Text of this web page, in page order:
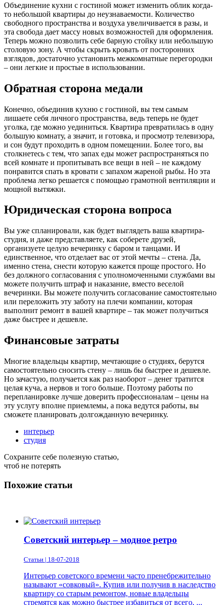
Объединение кухни с гостиной может изменить облик когда-
то небольшой квартиры до неузнаваемости. Количество
свободного пространства и воздуха увеличивается в разы, и
эта свобода дает массу новых возможностей для оформления.
Теперь можно позволить себе барную стойку или небольшую
столовую зону. А чтобы скрыть кровать от посторонних
взглядов, достаточно установить межкомнатные перегородки
– они легкие и простые в использовании.
Обратная сторона медали
Конечно, объединив кухню с гостиной, вы тем самым
лишаете себя личного пространства, ведь теперь не будет
уголка, где можно уединиться. Квартира превратилась в одну
большую комнату, а значит, и готовка, и просмотр телевизора,
и сон будут проходить в одном помещении. Более того, вы
столкнетесь с тем, что запах еды может распространяться по
всей комнате и пропитывать все вещи в ней – не каждому
понравится спать в кровати с запахом жареной рыбы. Но эта
проблема легко решается с помощью грамотной вентиляции и
мощной вытяжки.
Юридическая сторона вопроса
Вы уже спланировали, как будет выглядеть ваша квартира-
студия, и даже представляете, как соберете друзей,
организуете целую вечеринку с баром и танцами. И
единственное, что отделает вас от этой мечты – стена. Да,
именно стена, снести которую кажется проще простого. Но
без должного согласования с уполномоченными службами вы
можете получить штраф и наказание, вместо веселой
вечеринки. Вы можете получить согласование самостоятельно
или переложить эту заботу на плечи компании, которая
выполнит ремонт в вашей квартире – так может получиться
даже быстрее и дешевле.
Финансовые затраты
Многие владельцы квартир, мечтающие о студиях, берутся
самостоятельно сносить стену – лишь бы быстрее и дешевле.
Но зачастую, получается как раз наоборот – денег тратится
целая куча, а нервов и того больше. Поэтому работы по
перепланировке лучше доверить профессионалам – цены на
эту услугу вполне приемлемы, а пока ведутся работы, вы
сможете планировать долгожданную вечеринку.
интерьер
студия
Сохраните себе полезную статью,
чтоб не потерять
Похожие статьи
Советский интерьер – модное ретро
Статьи | 18-07-2018
Интерьер советского времени часто пренебрежительно
называют «совковый». Купив или получив в наследство
квартиру со старым ремонтом, новые владельцы
стремятся как можно быстрее избавиться от всего, ...